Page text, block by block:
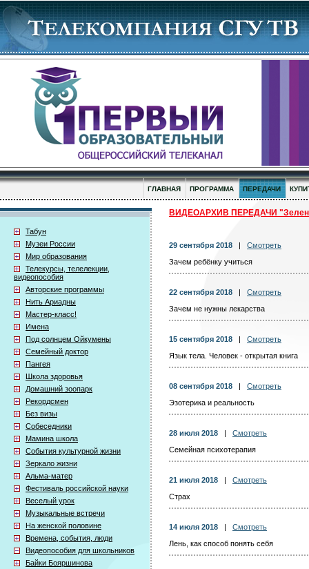
ГЛАВНАЯ ПРОГРАММА ПЕРЕДАЧИ
Табун
Музеи России
Мир образования
Телекурсы, телелекции,
видеопособия
Авторские программы
Нить Ариадны
Мастер-класс!
Имена
Под солнцем Ойкумены
Семейный доктор
Пангея
Школа здоровья
Домашний зоопарк
Рекордсмен
Без визы
Собеседники
Мамина школа
События культурной жизни
Зеркало жизни
Альма-матер
Фестиваль российской науки
Веселый урок
Музыкальные встречи
На женской половине
Времена, события, люди
Видеопособия для школьников
Байки Бояршинова
ВИДЕОАРХИВ ПЕРЕДАЧИ
29 сентября 2018
Смотреть
Зачем ребёнку учиться
22 сентября 2018
Смотреть
Зачем не нужны лекарства
15 сентября 2018
Смотреть
Язык тела. Человек - открытая книга
08 сентября 2018
Смотреть
Эзотерика и реальность
28 июля 2018
Смотреть
Семейная психотерапия
21 июля 2018
Смотреть
Страх
14 июля 2018
Смотреть
Лень, как способ понять себя